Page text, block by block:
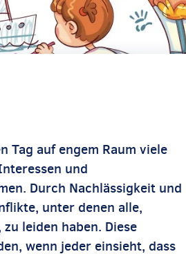
Tag auf engem Raum viele
und
Durch Nachlässigkeit und
unter denen alle,
leiden haben. Diese
wenn jeder einsieht, dass